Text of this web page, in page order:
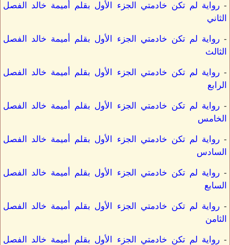
-رواية لم تكن خادمتي الجزء الأول بقلم أميمة خالد الفصل
الثاني
-رواية لم تكن خادمتي الجزء الأول بقلم أميمة خالد الفصل
الثالث
-رواية لم تكن خادمتي الجزء الأول بقلم أميمة خالد الفصل
الرابع
-رواية لم تكن خادمتي الجزء الأول بقلم أميمة خالد الفصل
الخامس
-رواية لم تكن خادمتي الجزء الأول بقلم أميمة خالد الفصل
السادس
-رواية لم تكن خادمتي الجزء الأول بقلم أميمة خالد الفصل
السابع
-رواية لم تكن خادمتي الجزء الأول بقلم أميمة خالد الفصل
الثامن
-رواية لم تكن خادمتي الجزء الأول بقلم أميمة خالد الفصل